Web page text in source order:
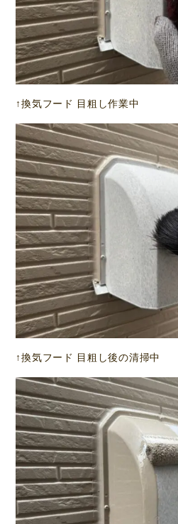
↑換気フード 目粗し作業中
↑換気フード 目粗し後の清掃中